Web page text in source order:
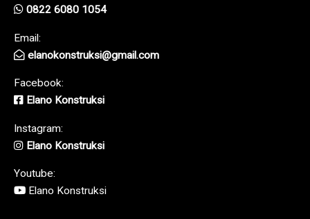
0822 6080 1054
Email:
elanokonstruksi@gmail.com
Facebook:
Elano Konstruksi
Instagram:
Elano Konstruksi
Youtube:
Elano Konstruksi